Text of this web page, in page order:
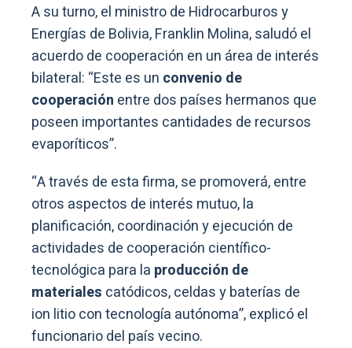
A su turno, el ministro de Hidrocarburos y
Energías de Bolivia, Franklin Molina, saludó el
acuerdo de cooperación en un área de interés
bilateral: “Este es un convenio de
cooperación entre dos países hermanos que
poseen importantes cantidades de recursos
evaporíticos”.
“A través de esta firma, se promoverá, entre
otros aspectos de interés mutuo, la
planificación, coordinación y ejecución de
actividades de cooperación científico-
tecnológica para la producción de
materiales catódicos, celdas y baterías de
ion litio con tecnología autónoma”, explicó el
funcionario del país vecino.